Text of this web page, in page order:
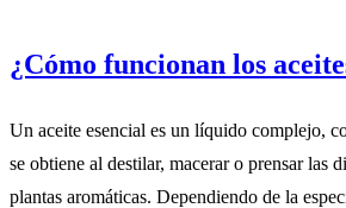
¿Cómo funcionan los
Un aceite esencial es un líquido complejo,
se obtiene al destilar, macerar o prensar las
plantas aromáticas. Dependiendo de la